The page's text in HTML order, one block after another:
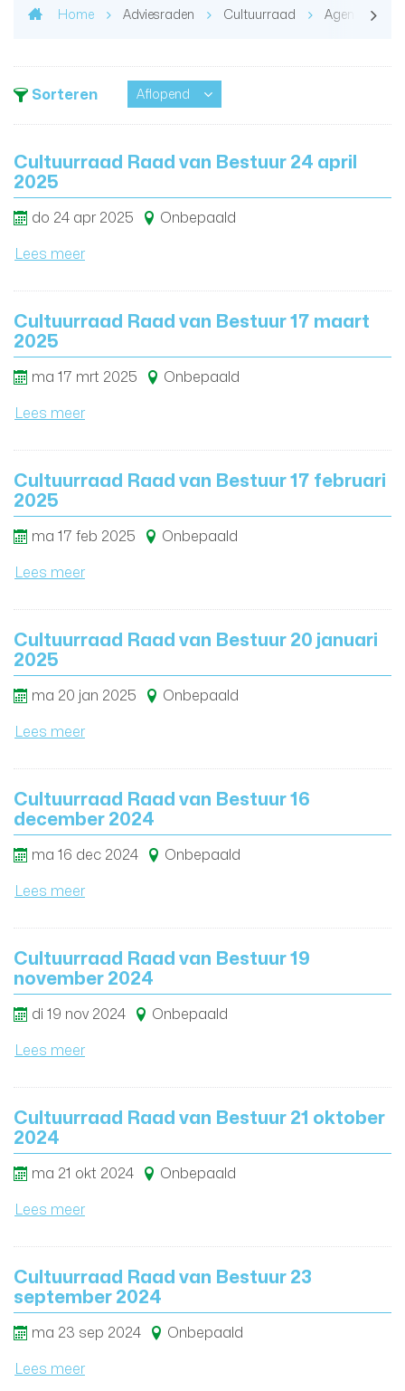
Home Adviesraden Cultuurraad Agenda en
Sorteren Aflopend
Cultuurraad Raad van Bestuur 24 april
2025
do 24 apr 2025 Onbepaald
Lees meer
Cultuurraad Raad van Bestuur 17 maart
2025
ma 17 mrt 2025 Onbepaald
Lees meer
Cultuurraad Raad van Bestuur 17 februari
2025
ma 17 feb 2025 Onbepaald
Lees meer
Cultuurraad Raad van Bestuur 20 januari
2025
ma 20 jan 2025 Onbepaald
Lees meer
Cultuurraad Raad van Bestuur 16
december 2024
ma 16 dec 2024 Onbepaald
Lees meer
Cultuurraad Raad van Bestuur 19
november 2024
di 19 nov 2024 Onbepaald
Lees meer
Cultuurraad Raad van Bestuur 21 oktober
2024
ma 21 okt 2024 Onbepaald
Lees meer
Cultuurraad Raad van Bestuur 23
september 2024
ma 23 sep 2024 Onbepaald
Lees meer